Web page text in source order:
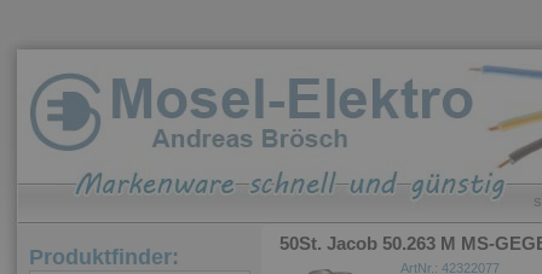
Produktfinder:
50St. Jacob 50.263 M MS-
ArtNr.: 42322077